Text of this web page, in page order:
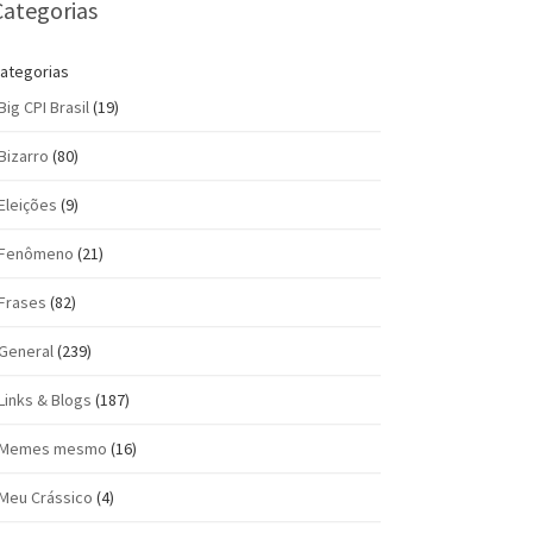
CPI Brasil(19)
(80)
(9)
(21)
(82)
(239)
& Blogs (187)
mesmo (16)
Crássico (4)